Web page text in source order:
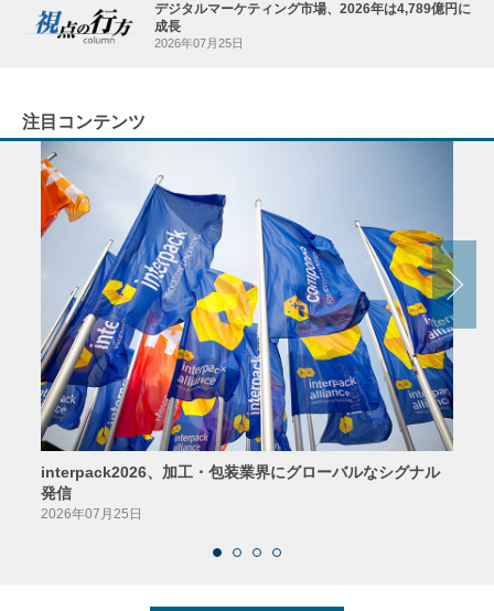
デジタルマーケティング市場、2026年は4,789億円に
成長
2026年07月25日
注目コンテンツ
interpack2026、加工・包装業界にグローバルなシグナル
発信
2026年07月25日